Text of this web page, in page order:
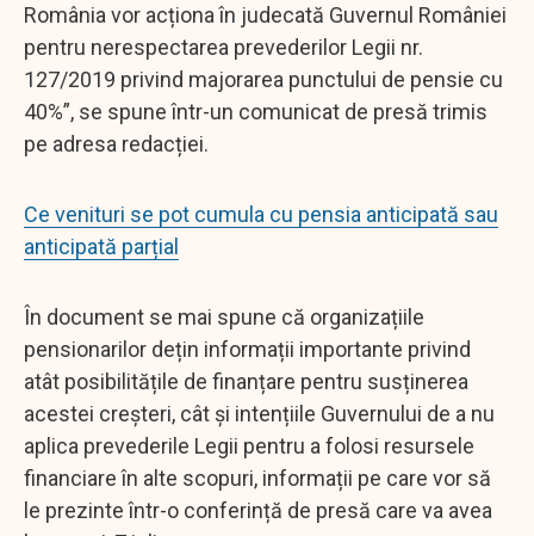
România vor acționa în judecată Guvernul României
pentru nerespectarea prevederilor Legii nr.
127/2019 privind majorarea punctului de pensie cu
40%”, se spune într-un comunicat de presă trimis
pe adresa redacției.
Ce venituri se pot cumula cu pensia anticipată sau
anticipată parțial
În document se mai spune că organizațiile
pensionarilor dețin informații importante privind
atât posibilitățile de finanțare pentru susținerea
acestei creșteri, cât și intențiile Guvernului de a nu
aplica prevederile Legii pentru a folosi resursele
financiare în alte scopuri, informații pe care vor să
le prezinte într-o conferință de presă care va avea